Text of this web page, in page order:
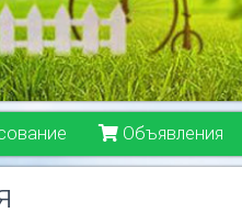
Объявления